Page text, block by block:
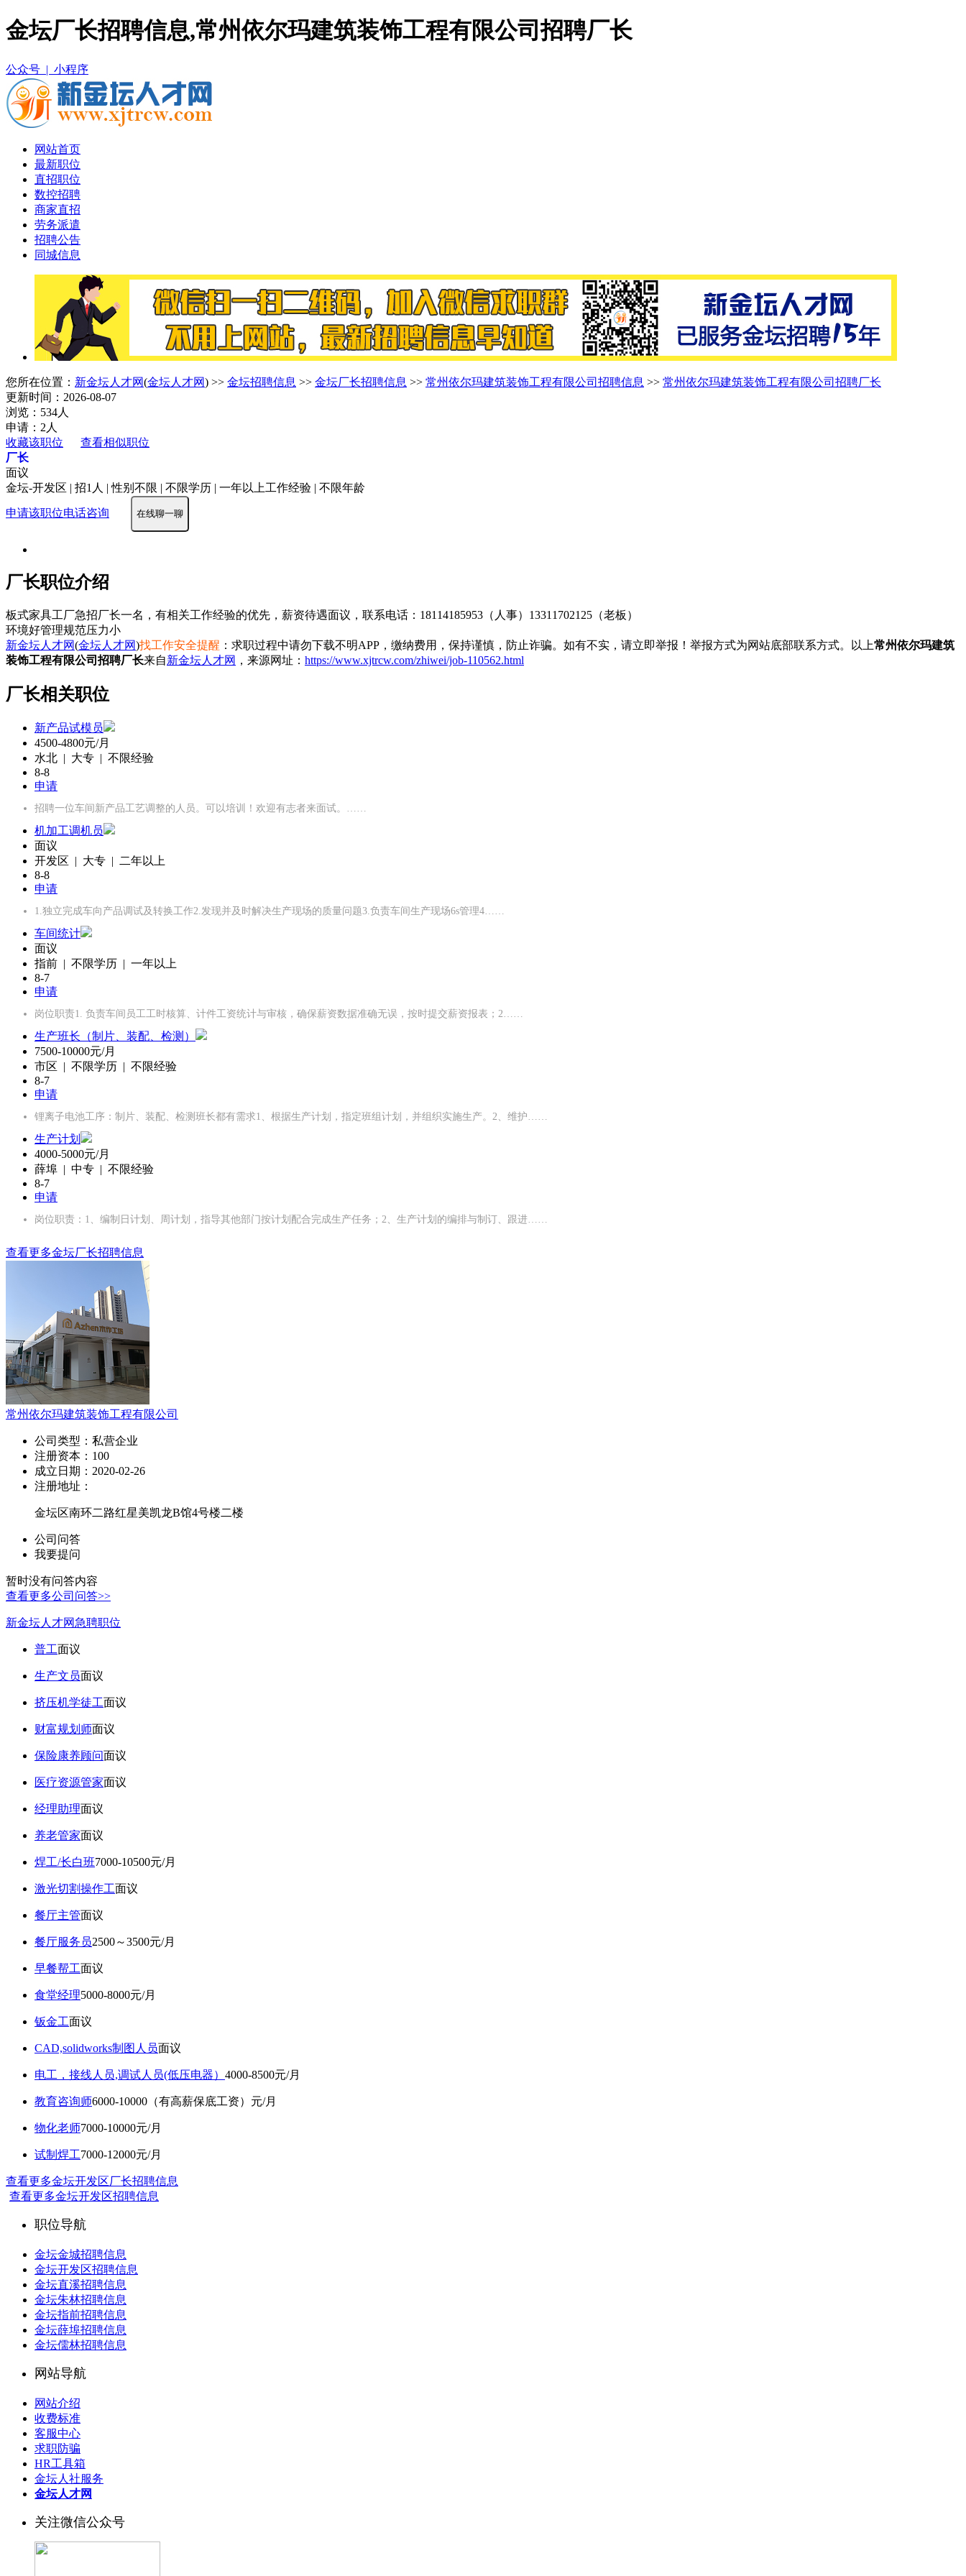
金坛厂长招聘信息,常州依尔玛建筑装饰工程有限公司招聘厂长
公众号 | 小程序
网站首页
最新职位
直招职位
数控招聘
商家直招
劳务派遣
招聘公告
同城信息
您所在位置： 新金坛人才网(金坛人才网) >> 金坛招聘信息 >> 金坛厂长招聘信息 >> 常州依尔玛建筑装饰工程有限公司招聘信息 >> 常州依尔玛建筑装饰工程有限公司招聘厂长
更新时间：2026-08-07
浏览：534人
申请：2人
收藏该职位
查看相似职位
厂长
面议
金坛-开发区 | 招1人 | 性别不限 | 不限学历 | 一年以上工作经验 | 不限年龄
申请该职位电话咨询 在线聊一聊
厂长职位介绍
板式家具工厂急招厂长一名，有相关工作经验的优先，薪资待遇面议，联系电话：18114185953（人事）13311702125（老板）
环境好管理规范压力小
新金坛人才网(金坛人才网)找工作安全提醒 ：求职过程中请勿下载不明APP，缴纳费用，保持谨慎，防止诈骗。如有不实，请立即举报！举报方式为网站底部联系方式。以上常州依尔玛建筑
装饰工程有限公司招聘厂长来自新金坛人才网 ，来源网址： https://www.xjtrcw.com/zhiwei/job-110562.html
厂长相关职位
新产品试模员
4500-4800元/月
水北 | 大专 | 不限经验
8-8
申请
招聘一位车间新产品工艺调整的人员。可以培训！欢迎有志者来面试。……
机加工调机员
面议
开发区 | 大专 | 二年以上
8-8
申请
1.独立完成车向产品调试及转换工作2.发现并及时解决生产现场的质量问题3.负责车间生产现场6s管理4……
车间统计
面议
指前 | 不限学历 | 一年以上
8-7
申请
岗位职责1. 负责车间员工工时核算、计件工资统计与审核，确保薪资数据准确无误，按时提交薪资报表；​2……
生产班长（制片、装配、检测）
7500-10000元/月
市区 | 不限学历 | 不限经验
8-7
申请
锂离子电池工序：制片、装配、检测班长都有需求1、根据生产计划，指定班组计划，并组织实施生产。2、维护……
生产计划
4000-5000元/月
薛埠 | 中专 | 不限经验
8-7
申请
岗位职责：1、编制日计划、周计划，指导其他部门按计划配合完成生产任务；2、生产计划的编排与制订、跟进……
查看更多金坛厂长招聘信息
常州依尔玛建筑装饰工程有限公司
公司类型： 私营企业
注册资本： 100
成立日期： 2020-02-26
注册地址：
金坛区南环二路红星美凯龙B馆4号楼二楼
公司问答
我要提问
暂时没有问答内容
查看更多公司问答>>
新金坛人才网急聘职位
普工面议
生产文员面议
挤压机学徒工面议
财富规划师面议
保险康养顾问面议
医疗资源管家面议
经理助理面议
养老管家面议
焊工/长白班7000-10500元/月
激光切割操作工面议
餐厅主管面议
餐厅服务员2500～3500元/月
早餐帮工面议
食堂经理5000-8000元/月
钣金工面议
CAD,solidworks制图人员面议
电工，接线人员,调试人员(低压电器） 4000-8500元/月
教育咨询师6000-10000（有高薪保底工资）元/月
物化老师7000-10000元/月
试制焊工7000-12000元/月
查看更多金坛开发区厂长招聘信息
查看更多金坛开发区招聘信息
职位导航
金坛金城招聘信息
金坛开发区招聘信息
金坛直溪招聘信息
金坛朱林招聘信息
金坛指前招聘信息
金坛薛埠招聘信息
金坛儒林招聘信息
网站导航
网站介绍
收费标准
客服中心
求职防骗
HR工具箱
金坛人社服务
金坛人才网
关注微信公众号